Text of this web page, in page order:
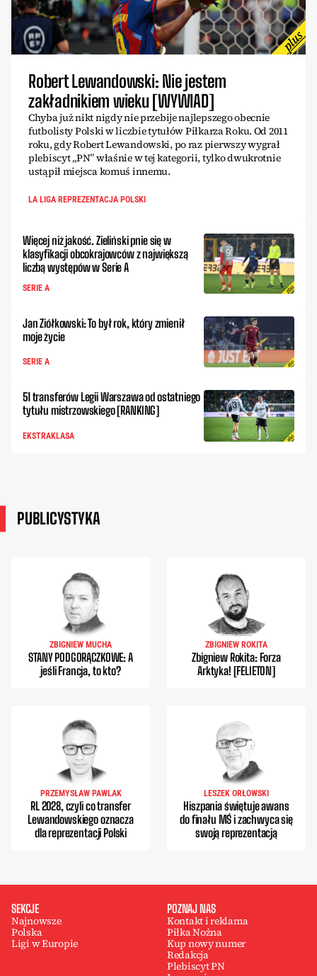
Robert Lewandowski: Nie jestem
zakładnikiem wieku [WYWIAD]
Chyba już nikt nigdy nie przebije najlepszego obecnie
futbolisty Polski w liczbie tytułów Piłkarza Roku. Od 2011
roku, gdy Robert Lewandowski, po raz pierwszy wygrał
plebiscyt „PN” właśnie w tej kategorii, tylko dwukrotnie
ustąpił miejsca komuś innemu.
LA LIGA REPREZENTACJA POLSKI
Więcej niż jakość. Zieliński pnie się w
klasyfikacji obcokrajowców z największą
liczbą występów w Serie A
SERIE A
Jan Ziółkowski: To był rok, który zmienił
moje życie
SERIE A
51 transferów Legii Warszawa od ostatniego
tytułu mistrzowskiego [RANKING]
EKSTRAKLASA
PUBLICYSTYKA
ZBIGNIEW MUCHA
STANY PODGORĄCZKOWE: A
jeśli Francja, to kto?
ZBIGNIEW ROKITA
Zbigniew Rokita: Forza
Arktyka! [FELIETON]
PRZEMYSŁAW PAWLAK
RL 2028, czyli co transfer
Lewandowskiego oznacza
dla reprezentacji Polski
LESZEK ORŁOWSKI
Hiszpania świętuje awans
do finału MŚ i zachwyca się
swoją reprezentacją
SEKCJE
Najnowsze
Polska
Ligi w Europie
POZNAJ NAS
Kontakt i reklama
Piłka Nożna
Kup nowy numer
Redakcja
Plebiscyt PN